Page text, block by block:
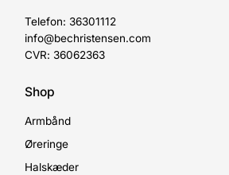
Telefon: 36301112
info@bechristensen.com
CVR: 36062363
Shop
Armbånd
Øreringe
Halskæder